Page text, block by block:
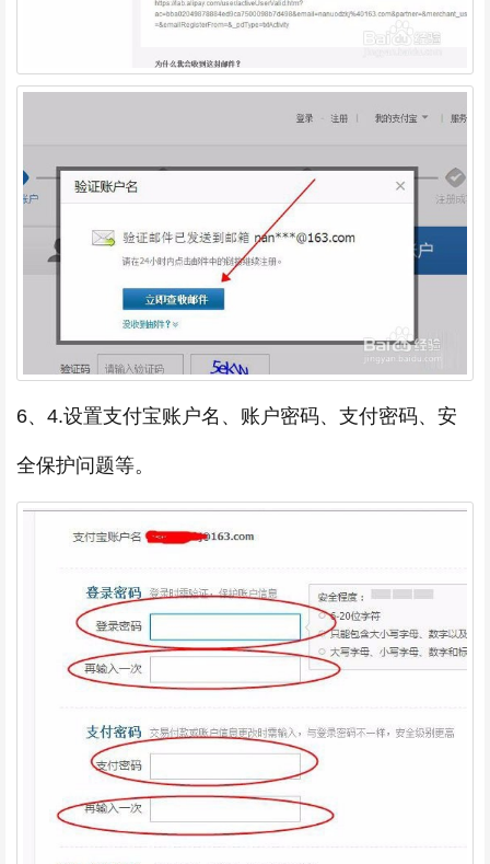
6、4.设置支付宝账户名、账户密码、支付密码、安
全保护问题等。